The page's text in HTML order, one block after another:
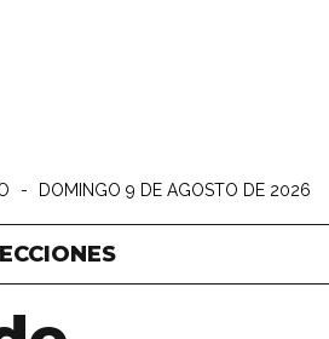
- DOMINGO 9 DE AGOSTO DE 2026